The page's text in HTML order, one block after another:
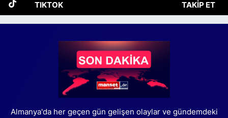
TIKTOK TAKIP ET
Almanya'da her geçen gün gelişen olaylar ve gündemdeki